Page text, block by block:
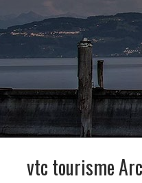
vtc tourisme